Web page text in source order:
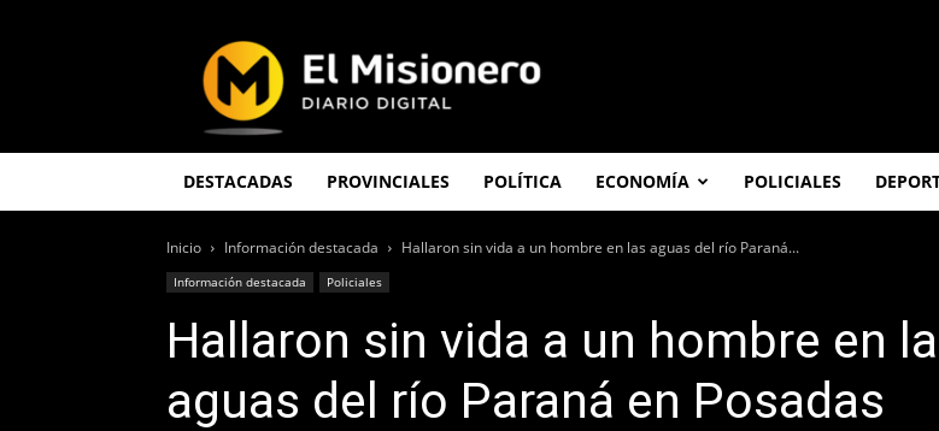
Misionero
DESTACADAS PROVINCIALES POLÍTICA ECONOMÍA POLICIALES
Inicio Información destacada Hallaron sin vida a un hombre en las aguas del río Paraná...
Información destacada Policiales
Hallaron sin vida a un hombre en
aguas del río Paraná en Posadas